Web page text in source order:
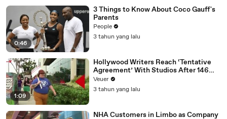
0:46
3 Things to Know About Coco Gauff's
Parents
People
3 tahun yang lalu
1:09
Hollywood Writers Reach ‘Tentative
Agreement’ With Studios After 146
Day Strike
Veuer
3 tahun yang lalu
NHA Customers in Limbo as Company